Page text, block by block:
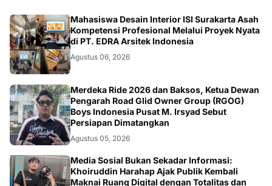
NASIONAL
Kompetensi Profesional Melalui Proyek Nyata
di PT. EDRA Arsitek Indonesia
Agustus 06, 2026
NASIONAL
Pengarah Road Glid Owner Group (RGOG)
Boys Indonesia Pusat M. Irsyad Sebut
Persiapan Dimatangkan
Agustus 05, 2026
OPINI
Khoiruddin Harahap Ajak Publik Kembali
Maknai Ruang Digital dengan Totalitas dan
Loyalitas